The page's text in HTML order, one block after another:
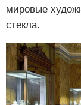
мировые
стекла.